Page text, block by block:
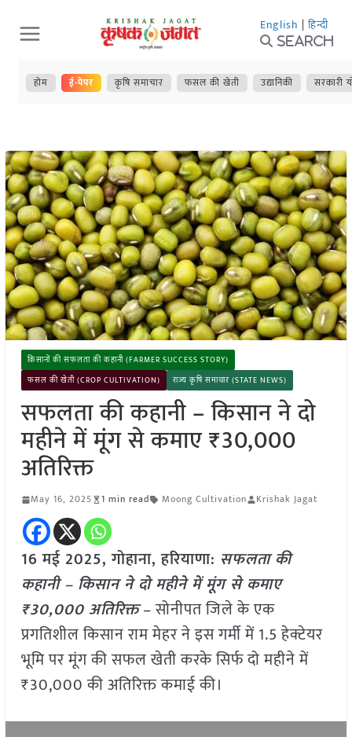
Skip
to
content
English | हिन्दी
Search
होम ई-पेपर कृषि समाचार फसल की खेती उद्यानिकी सरकारी
किसानों की सफलता की कहानी (FARMER SUCCESS STORY)
फसल की खेती (CROP CULTIVATION)
राज्य कृषि समाचार (STATE NEWS)
सफलता की कहानी – किसान ने दो
महीने में मूंग से कमाए ₹30,000
अतिरिक्त
May 16, 2025 1 min read Moong Cultivation Krishak Jagat
16 मई 2025,गोहाना, हरियाणा: सफलता की
कहानी – किसान ने दो महीने में मूंग से कमाए
₹30,000 अतिरिक्त– सोनीपत जिले के एक
प्रगतिशील किसान राम मेहर ने इस गर्मी में 1.5 हेक्टेयर
भूमि पर मूंग की सफल खेती करके सिर्फ दो महीने में
₹30,000 की अतिरिक्त कमाई की।